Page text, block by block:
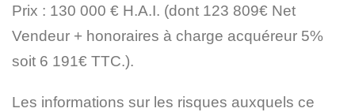
Prix : 130 000 € H.A.I. (dont 123 809€ Net
Vendeur + honoraires à charge acquéreur 5%
soit 6 191€ TTC.).
Les informations sur les risques auxquels ce